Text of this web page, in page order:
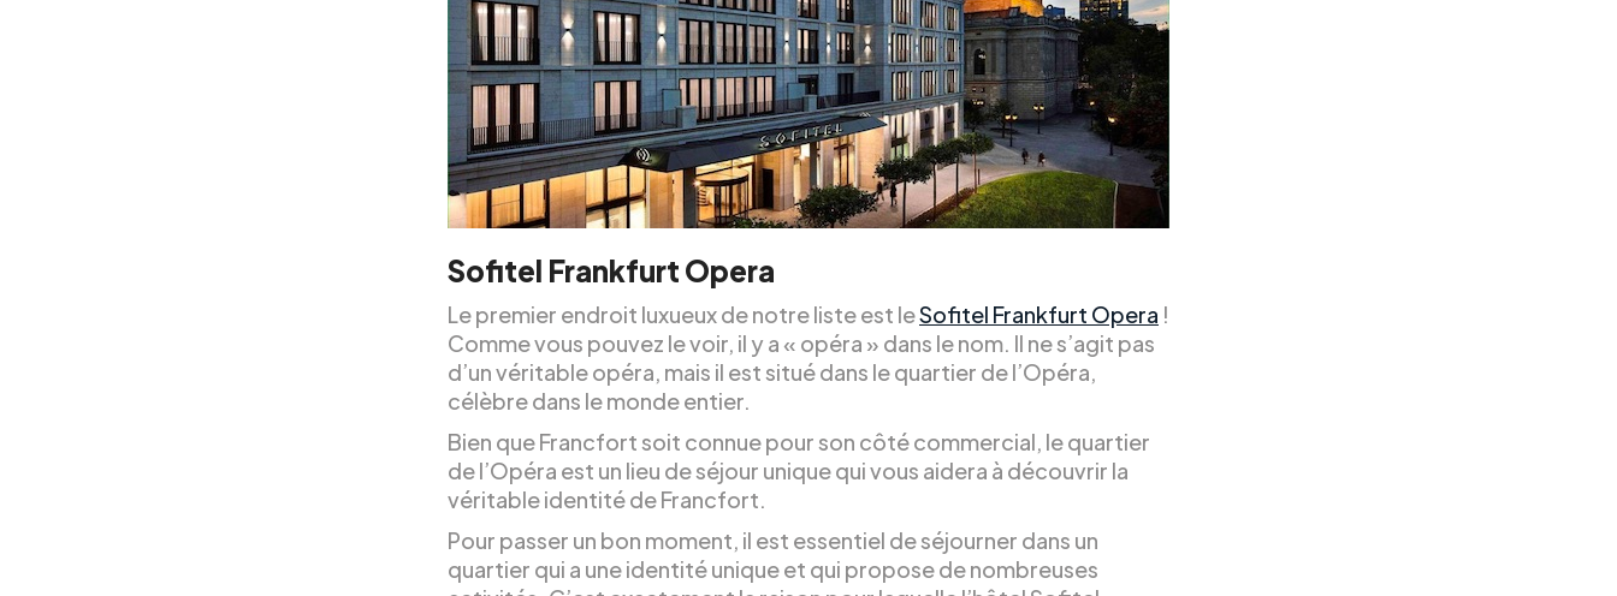
Sofitel Frankfurt Opera
Le premier endroit luxueux de notre liste est leSofitel Frankfurt Opera !
Comme vous pouvez le voir, il y a « opéra » dans le nom. Il ne s’agit pas
d’un véritable opéra, mais il est situé dans le quartier de l’Opéra,
célèbre dans le monde entier.
Bien que Francfort soit connue pour son côté commercial, le quartier
de l’Opéra est un lieu de séjour unique qui vous aidera à découvrir la
véritable identité de Francfort.
Pour passer un bon moment, il est essentiel de séjourner dans un
quartier qui a une identité unique et qui propose de nombreuses